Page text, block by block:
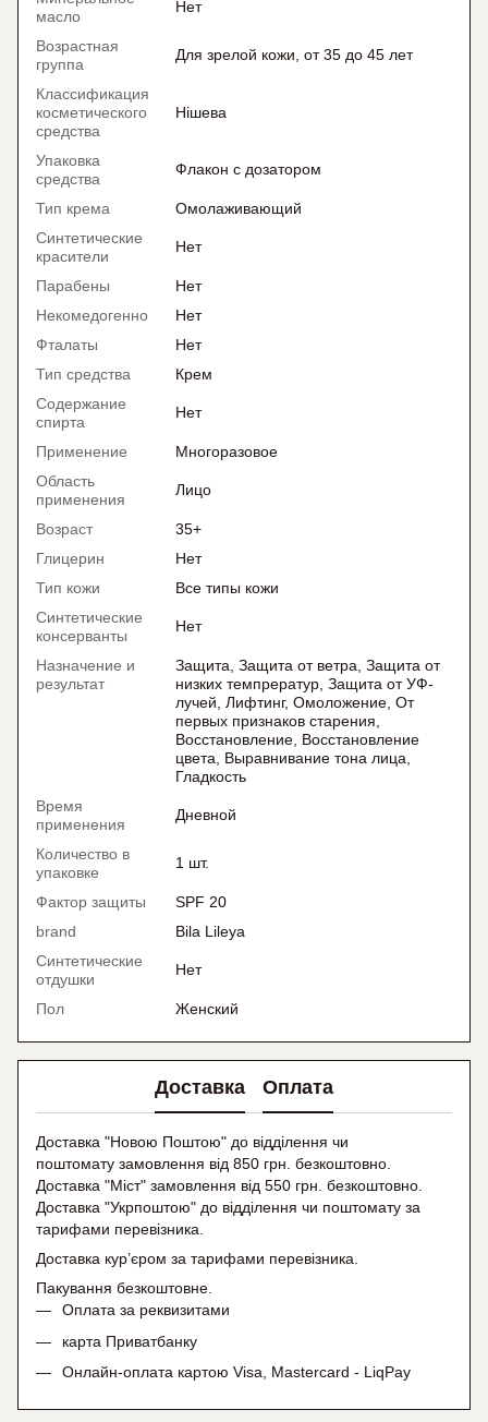
масло
Нет
Возрастная
группа
Для зрелой кожи, от 35 до 45 лет
Классификация
косметического
средства
Нішева
Упаковка
средства
Флакон с дозатором
Тип крема
Омолаживающий
Синтетические
красители
Нет
Парабены
Нет
Некомедогенно
Нет
Фталаты
Нет
Тип средства
Крем
Содержание
спирта
Нет
Применение
Многоразовое
Область
применения
Лицо
Возраст
35+
Глицерин
Нет
Тип кожи
Все типы кожи
Синтетические
консерванты
Нет
Назначение и
результат
Защита, Защита от ветра, Защита от
низких темпрератур, Защита от УФ-
лучей, Лифтинг, Омоложение, От
первых признаков старения,
Восстановление, Восстановление
цвета, Выравнивание тона лица,
Гладкость
Время
применения
Дневной
Количество в
упаковке
1 шт.
Фактор защиты
SPF 20
brand
Bila Lileya
Синтетические
отдушки
Нет
Пол Женский
Доставка Оплата
Доставка "Новою Поштою" до відділення чи
поштомату замовлення від 850 грн. безкоштовно.
Доставка "Міст" замовлення від 550 грн. безкоштовно.
Доставка "Укрпоштою" до відділення чи поштомату за
тарифами перевізника.
Доставка кур’єром за тарифами перевізника.
Пакування безкоштовне.
Оплата за реквизитами
карта Приватбанку
Онлайн-оплата картою Visa, Mastercard - LiqPay